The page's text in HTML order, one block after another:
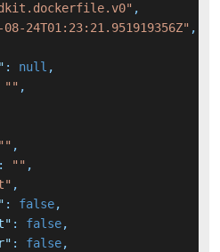
,
08-24T01:23:21.951919356Z" ,
: null ,
"" ,
"" ,
: "" ,
,
: false,
: false,
: false,